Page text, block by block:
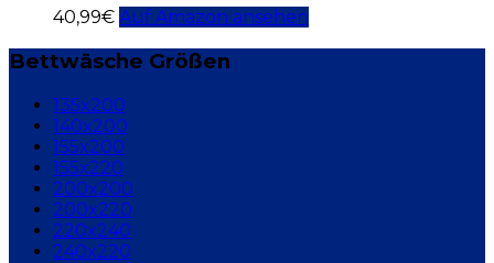
40,99€ Auf Amazon ansehen
Bettwäsche Größen
135x200
140x200
155x200
155x220
200x200
200x220
220x240
240x220